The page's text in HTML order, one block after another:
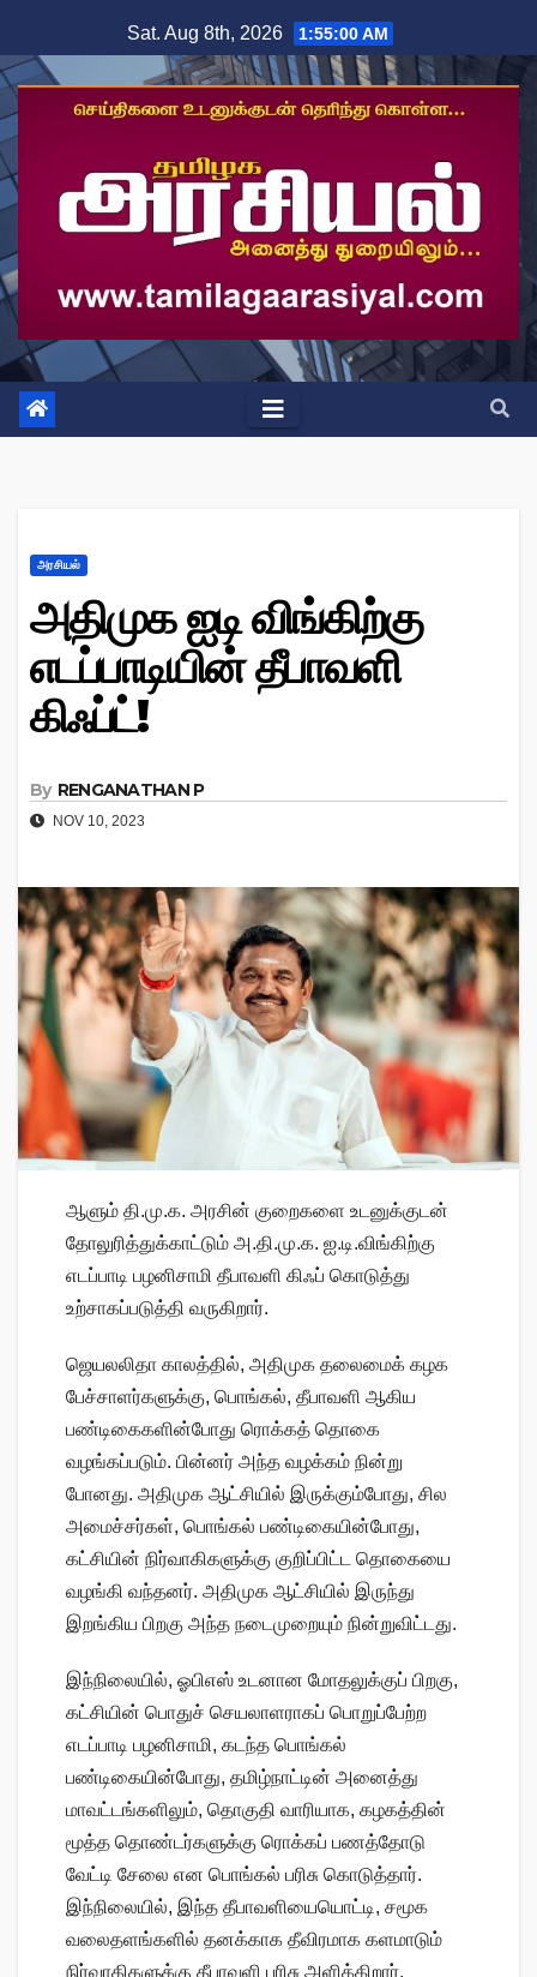
to
content
Sat. Aug 8th, 2026 1:55:01 AM
அரசியல்
அதிமுக ஐடி விங்கிற்கு
எடப்பாடியின் தீபாவளி
கிஃப்ட்!
By RENGANATHAN P
NOV 10, 2023
ஆளும் தி.மு.க. அரசின் குறைகளை உடனுக்குடன்
தோலுரித்துக்காட்டும் அ.தி.மு.க. ஐ.டி.விங்கிற்கு
எடப்பாடி பழனிசாமி தீபாவளி கிஃப் கொடுத்து
உற்சாகப்படுத்தி வருகிறார்.
ஜெயலலிதா காலத்தில், அதிமுக தலைமைக் கழக
பேச்சாளர்களுக்கு, பொங்கல், தீபாவளி ஆகிய
பண்டிகைகளின்போது ரொக்கத் தொகை
வழங்கப்படும். பின்னர் அந்த வழக்கம் நின்று
போனது. அதிமுக ஆட்சியில் இருக்கும்போது, சில
அமைச்சர்கள், பொங்கல் பண்டிகையின்போது,
கட்சியின் நிர்வாகிகளுக்கு குறிப்பிட்ட தொகையை
வழங்கி வந்தனர். அதிமுக ஆட்சியில் இருந்து
இறங்கிய பிறகு அந்த நடைமுறையும் நின்றுவிட்டது.
இந்நிலையில், ஓபிஎஸ் உடனான மோதலுக்குப் பிறகு,
கட்சியின் பொதுச் செயலாளராகப் பொறுப்பேற்ற
எடப்பாடி பழனிசாமி, கடந்த பொங்கல்
பண்டிகையின்போது, தமிழ்நாட்டின் அனைத்து
மாவட்டங்களிலும், தொகுதி வாரியாக, கழகத்தின்
மூத்த தொண்டர்களுக்கு ரொக்கப் பணத்தோடு
வேட்டி சேலை என பொங்கல் பரிசு கொடுத்தார்.
இந்நிலையில், இந்த தீபாவளியையொட்டி, சமூக
வலைதளங்களில் தனக்காக தீவிரமாக களமாடும்
நிர்வாகிகளுக்கு தீபாவளி பரிசு அளிக்கிறார்.